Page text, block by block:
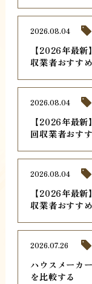
【2026年最
収業者おすす
2026.08.04
【2026年最
回収業者おす
2026.08.04
【2026年最
収業者おすす
2026.08.04
ハウスメーカ
を比較する
2026.07.26